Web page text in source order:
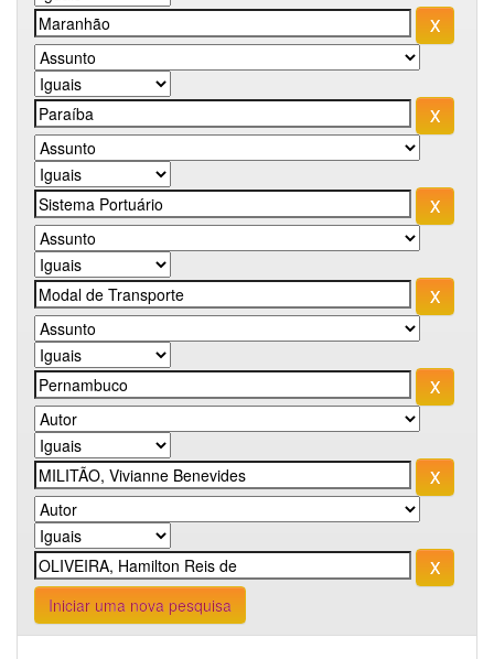
Iniciar uma nova pesquisa